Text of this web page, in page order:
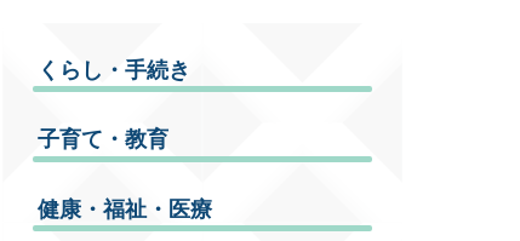
くらし・手続き
子育て・教育
健康・福祉・医療